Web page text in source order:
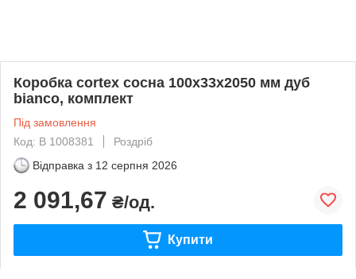
Коробка cortex сосна 100х33х2050 мм дуб
bianco, комплект
Під замовлення
Код: B 1008381
Роздріб
Відправка з 12 серпня 2026
2 091,67 ₴/од.
Купити